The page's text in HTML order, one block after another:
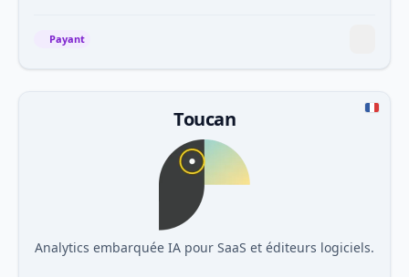
Payant
Toucan
Analytics embarquée IA pour SaaS et éditeurs logiciels.